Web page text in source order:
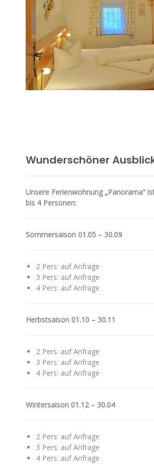
Wunderschöner
Unsere Ferienwohnung „Panorama“
bis 4 Personen:
Sommersaison 01.05 – 30.09
2 Pers: auf Anfrage
3 Pers: auf Anfrage
4 Pers: auf Anfrage
Herbstsaison 01.10 – 30.11
2 Pers: auf Anfrage
3 Pers: auf Anfrage
4 Pers: auf Anfrage
Wintersaison 01.12 – 30.04
2 Pers: auf Anfrage
3 Pers: auf Anfrage
4 Pers: auf Anfrage